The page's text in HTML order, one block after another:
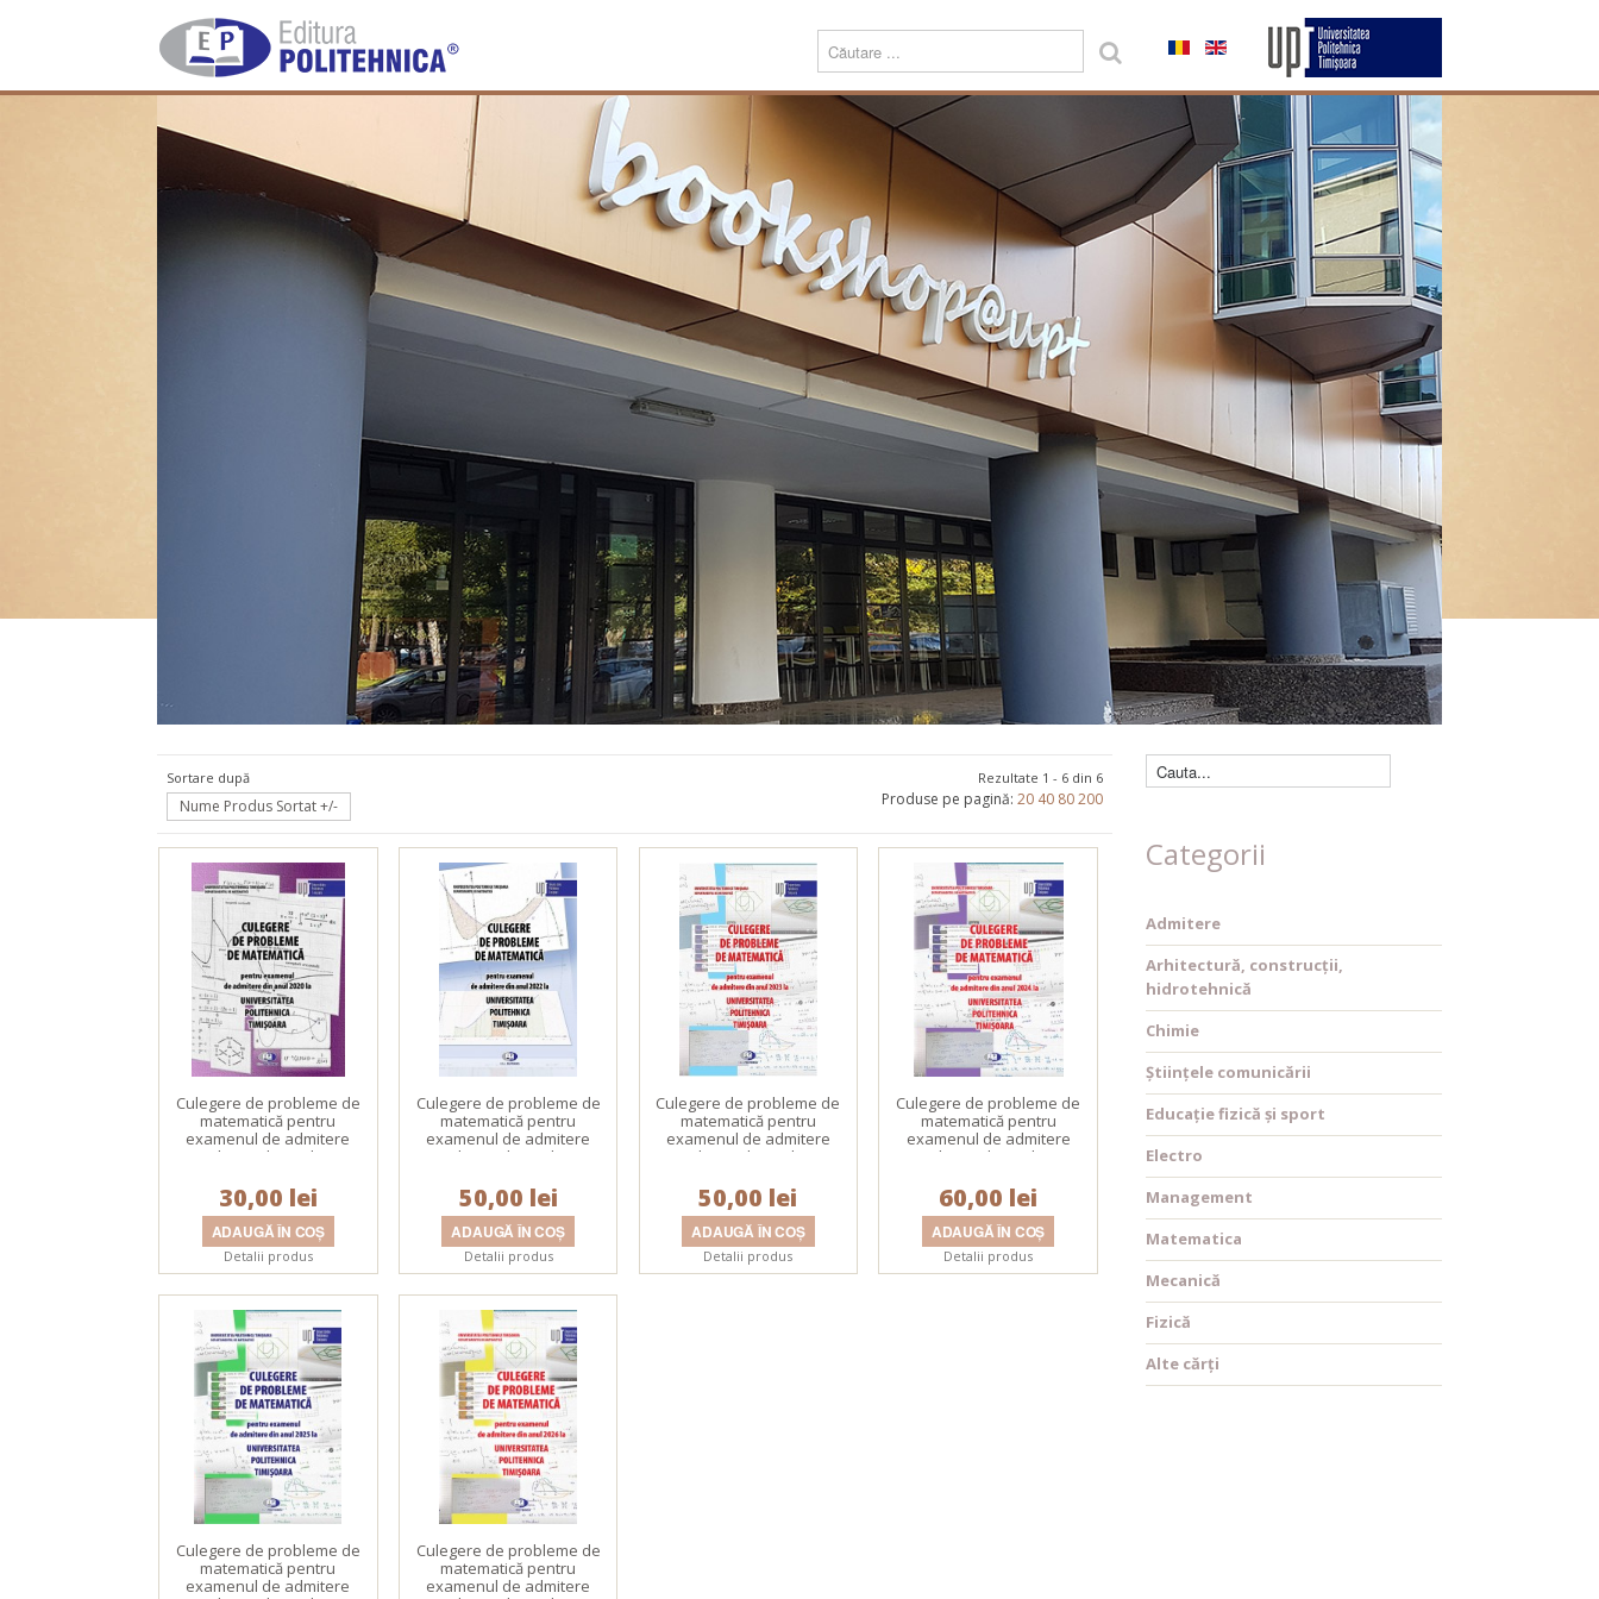
0,00 lei
Contul meu
Prezentare
Despre
Misiune
Echipa
Editură
Carte
Periodice
Teze de doctorat
Download
Tipografie
Servicii
Produse
Echipamente tipografice
Promoționale
Evenimente
Contact
Admitere
Sortare după
Nume Produs Sortat +/-
Rezultate 1 - 6 din 6
Produse pe pagină:20 40 80200
Culegere de probleme de
matematică pentru
examenul de admitere
din anul 2020 la
Timişoara
30,00 lei
Detalii produs
Culegere de probleme de
matematică pentru
examenul de admitere
din anul 2022 la
Timişoara
50,00 lei
Detalii produs
Culegere de probleme de
matematică pentru
examenul de admitere
din anul 2023 la
Timişoara
50,00 lei
Detalii produs
Culegere de probleme de
matematică pentru
examenul de admitere
din anul 2024 la
Timişoara
60,00 lei
Detalii produs
Culegere de probleme de
matematică pentru
examenul de admitere
Culegere de probleme de
matematică pentru
examenul de admitere
Căutare cărți
Categorii
Admitere
Arhitectură, construcții,
hidrotehnică
Chimie
Științele comunicării
Educație fizică și sport
Electro
Management
Matematica
Mecanică
Fizică
Alte cărți